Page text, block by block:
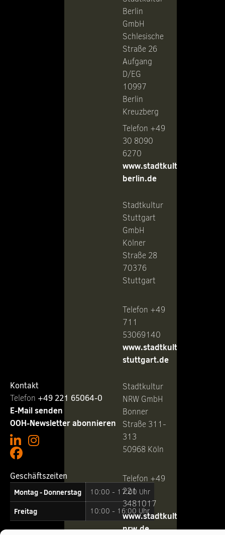
Kontakt
Telefon ‭ +49 221 65064-0
E-Mail senden
OOH-Newsletter abonnieren
Geschäftszeiten
Montag - Donnerstag
10:00 - 17:00 Uhr
Freitag 10:00 - 16:00 Uhr
Berlin
GmbH
Schlesische
Straße 26
Aufgang
D/EG
10997
Berlin
Kreuzberg
Telefon +49
30 8090
6270
www.stadtkultur-
berlin.de
Stadtkultur
Stuttgart
GmbH
Kölner
Straße 28
70376
Stuttgart
Telefon +49
711
53069140
www.stadtkultur-
stuttgart.de
Stadtkultur
NRW GmbH
Bonner
Straße 311-
313
50968 Köln
Telefon +49
221
3481017
www.stadtkultur-
nrw.de